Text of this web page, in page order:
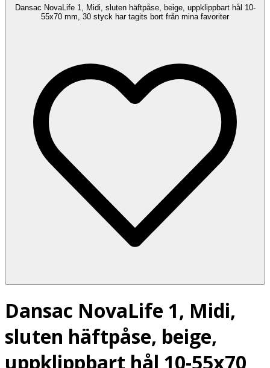
Dansac NovaLife 1, Midi, sluten häftpåse, beige, uppklippbart hål 10-
55x70 mm, 30 styck har tagits bort från mina favoriter
Dansac NovaLife 1, Midi,
sluten häftpåse, beige,
uppklippbart hål 10-55x70